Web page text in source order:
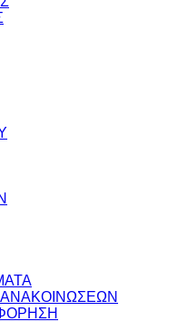
ΑΝΑΚΟΙΝΩΣΕΩΝ